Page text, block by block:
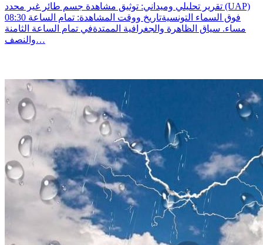
تقرير تحليلي وميداني: توثيق مشاهدة جسم طائر غير محدد (UAP)
فوق السماء التونسيةتاريخ ووقت المشاهدة: تمام الساعة 08:30
مساء. سياق الظاهرة والجغرافية الممتدةفي تمام الساعة الثامنة
والنصف…